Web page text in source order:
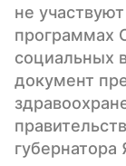
не
программах
социальных
документ